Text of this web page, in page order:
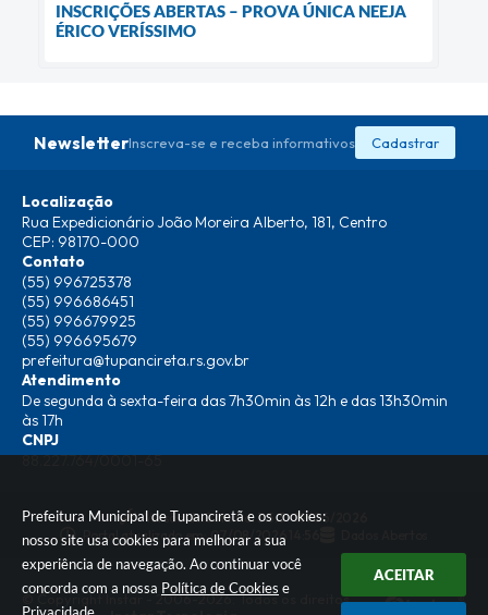
Prefeitura Municipal de Tupanciretã e os cookies:
nosso site usa cookies para melhorar a sua
experiência de navegação. Ao continuar você
concorda com a nossa Política de Cookies e
ACEITAR
INSCRIÇÕES ABERTAS – PROVA ÚNICA NEEJA
ÉRICO VERÍSSIMO
NewsletterInscreva-se e receba informativos Cadastrar
Localização
Rua Expedicionário João Moreira Alberto, 181, Centro
CEP: 98170-000
Contato
(55) 996725378
(55) 996686451
(55) 996679925
(55) 996695679
prefeitura@tupancireta.rs.gov.br
Atendimento
De segunda à sexta-feira das 7h30min às 12h e das 13h30min
às 17h
CNPJ
88.227.764/0001-65
Versão do Sistema: 3.5.3 - 19/06/2026
Portal atualizado em:07/08/2026 14:56
© Copyright Instar - 2006-2026. Todos os direitos